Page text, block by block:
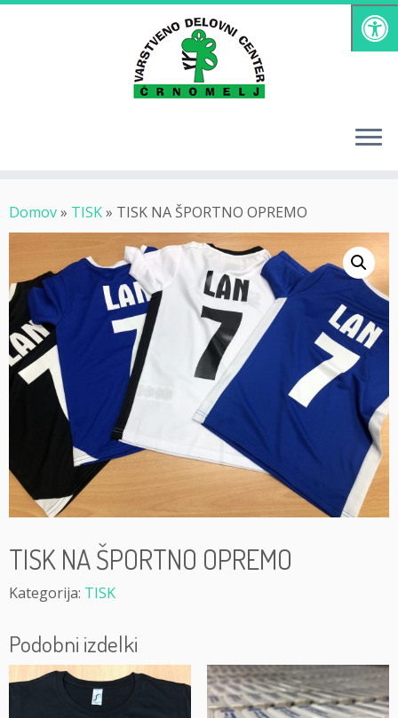
Skoči
Domov» TISK» TISK NA ŠPORTNO OPREMO
TISK NA ŠPORTNO OPREMO
Kategorija: TISK
Podobni izdelki